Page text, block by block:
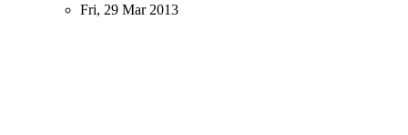
Fri, 29 Mar 2013